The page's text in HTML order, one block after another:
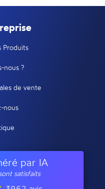
Produits
nous ?
de vente
nous
par IA
satisfaits